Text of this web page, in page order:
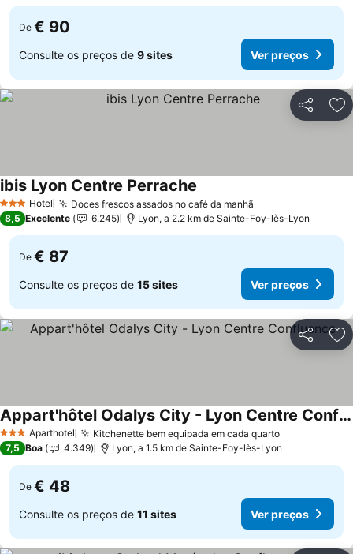
De € 90
Consulte os preços de 9 sites Ver preços
Partilhar
3 EstrelasHotel Doces frescos assados no café da manhã
ibis Lyon Centre Perrache
8,5 Excelente 6.245 Lyon, a 2.2 km de Sainte-Foy-lès-Lyon
De € 87
Consulte os preços de 15 sites Ver preços
Partilhar
3 EstrelasAparthotel Kitchenette bem equipada em cada quartoVer preços
Appart'hôtel Odalys City - Lyon Centre Confluence
Ver preços
7,5 Boa 4.349 Lyon, a 1.5 km de Sainte-Foy-lès-Lyon
De € 48
Consulte os preços de 11 sites Ver preços